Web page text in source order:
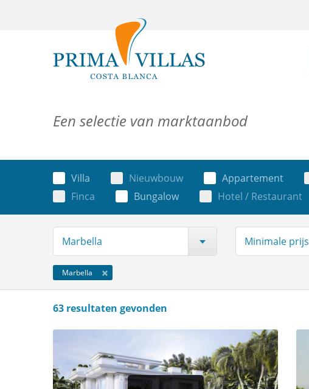
Een selectie van marktaanbod
Villa Nieuwbouw Appartement
Finca
Bungalow Hotel / Restaurant
Marbella Minimale prijs
Marbella
63 resultaten gevonden